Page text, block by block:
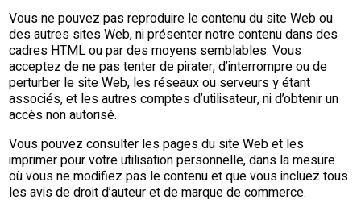
Vous ne pouvez pas reproduire le contenu du site Web ou
des autres sites Web, ni présenter notre contenu dans des
cadres HTML ou par des moyens semblables. Vous
acceptez de ne pas tenter de pirater, d’interrompre ou de
perturber le site Web, les réseaux ou serveurs y étant
associés, et les autres comptes d’utilisateur, ni d’obtenir un
accès non autorisé.
Vous pouvez consulter les pages du site Web et les
imprimer pour votre utilisation personnelle, dans la mesure
où vous ne modifiez pas le contenu et que vous incluez tous
les avis de droit d’auteur et de marque de commerce.